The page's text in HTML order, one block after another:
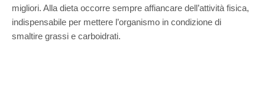
migliori. Alla dieta occorre sempre affiancare dell’attività fisica,
indispensabile per mettere l’organismo in condizione di
smaltire grassi e carboidrati.